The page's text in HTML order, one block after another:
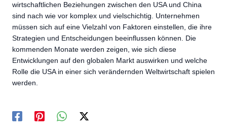
wirtschaftlichen Beziehungen zwischen den USA und China
sind nach wie vor komplex und vielschichtig. Unternehmen
müssen sich auf eine Vielzahl von Faktoren einstellen, die ihre
Strategien und Entscheidungen beeinflussen können. Die
kommenden Monate werden zeigen, wie sich diese
Entwicklungen auf den globalen Markt auswirken und welche
Rolle die USA in einer sich verändernden Weltwirtschaft spielen
werden.